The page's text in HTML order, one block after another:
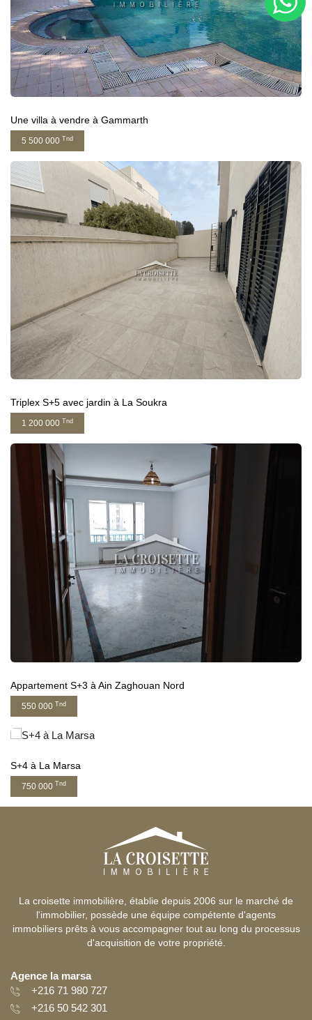
Une villa à vendre à Gammarth
5 500 000 Tnd
Triplex S+5 avec jardin à La Soukra
1 200 000 Tnd
Appartement S+3 à Ain Zaghouan Nord
550 000 Tnd
S+4 à La Marsa
750 000 Tnd
La croisette immobilière, établie depuis 2006 sur le marché de
l'immobilier, possède une équipe compétente d'agents
immobiliers prêts à vous accompagner tout au long du processus
d'acquisition de votre propriété.
Agence la marsa
+216 71 980 727
+216 50 542 301